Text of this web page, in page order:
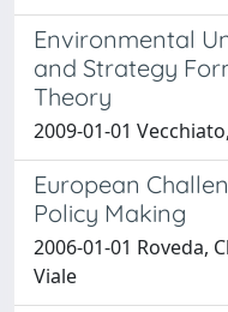
Environmental
and Strategy
Theory
2009-01-01
European
Policy Making
2006-01-01 Roveda,
Viale